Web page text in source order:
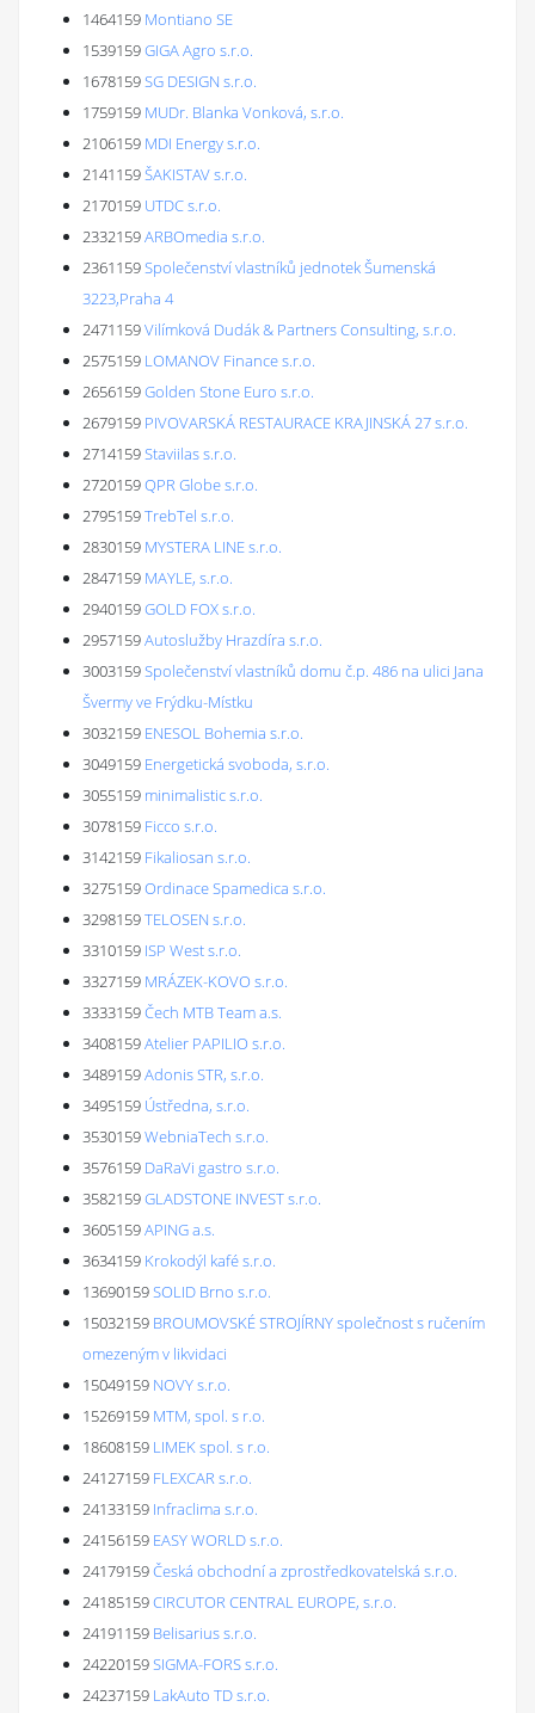
1464159 Montiano SE
1539159GIGA Agro s.r.o.
1678159SG DESIGN s.r.o.
1759159 MUDr. Blanka Vonková, s.r.o.
2106159 MDI Energy s.r.o.
2141159ŠAKISTAV s.r.o.
2170159 UTDC s.r.o.
2332159ARBOmedia s.r.o.
2361159Společenství vlastníků jednotek Šumenská
3223,Praha 4
2471159Vilímková Dudák & Partners Consulting, s.r.o.
2575159 LOMANOV Finance s.r.o.
2656159Golden Stone Euro s.r.o.
2679159 PIVOVARSKÁ RESTAURACE KRAJINSKÁ 27 s.r.o.
2714159Staviilas s.r.o.
2720159QPR Globe s.r.o.
2795159TrebTel s.r.o.
2830159 MYSTERA LINE s.r.o.
2847159 MAYLE, s.r.o.
2940159GOLD FOX s.r.o.
2957159Autoslužby Hrazdíra s.r.o.
3003159Společenství vlastníků domu č.p. 486 na ulici Jana
Švermy ve Frýdku-Místku
3032159 ENESOL Bohemia s.r.o.
3049159 Energetická svoboda, s.r.o.
3055159 minimalistic s.r.o.
3078159 Ficco s.r.o.
3142159 Fikaliosan s.r.o.
3275159Ordinace Spamedica s.r.o.
3298159TELOSEN s.r.o.
3310159 ISP West s.r.o.
3327159 MRÁZEK-KOVO s.r.o.
3333159Čech MTB Team a.s.
3408159Atelier PAPILIO s.r.o.
3489159Adonis STR, s.r.o.
3495159 Ústředna, s.r.o.
3530159WebniaTech s.r.o.
3576159 DaRaVi gastro s.r.o.
3582159GLADSTONE INVEST s.r.o.
3605159APING a.s.
3634159 Krokodýl kafé s.r.o.
13690159SOLID Brno s.r.o.
15032159 BROUMOVSKÉ STROJÍRNY společnost s ručením
omezeným v likvidaci
15049159 NOVY s.r.o.
15269159 MTM, spol. s r.o.
18608159 LIMEK spol. s r.o.
24127159 FLEXCAR s.r.o.
24133159 Infraclima s.r.o.
24156159 EASY WORLD s.r.o.
24179159Česká obchodní a zprostředkovatelská s.r.o.
24185159CIRCUTOR CENTRAL EUROPE, s.r.o.
24191159 Belisarius s.r.o.
24220159SIGMA-FORS s.r.o.
24237159 LakAuto TD s.r.o.